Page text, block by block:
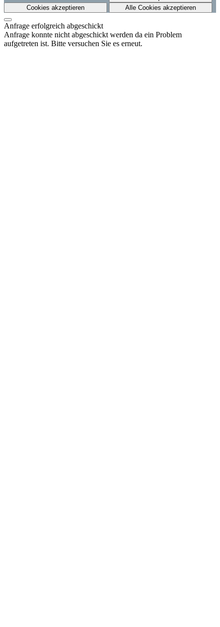
Cookies akzeptieren
Alle Cookies akzeptieren
Anfrage erfolgreich abgeschickt
Anfrage konnte nicht abgeschickt werden da ein Problem
aufgetreten ist. Bitte versuchen Sie es erneut.